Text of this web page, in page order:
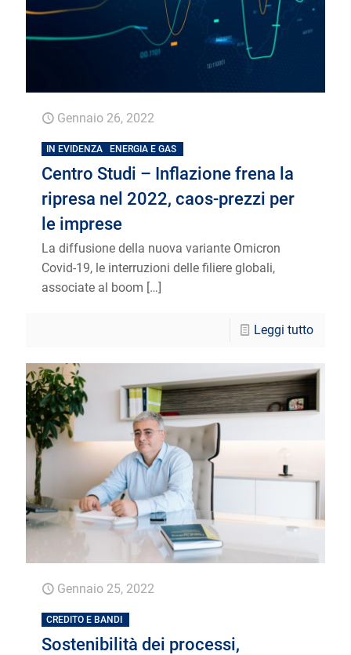
Gennaio 26, 2022
IN EVIDENZA ENERGIA E GAS
Centro Studi – Inflazione frena la
ripresa nel 2022, caos-prezzi per
le imprese
La diffusione della nuova variante Omicron
Covid-19, le interruzioni delle filiere globali,
associate al boom […]
Leggi tutto
Gennaio 25, 2022
CREDITO E BANDI
Sostenibilità dei processi,